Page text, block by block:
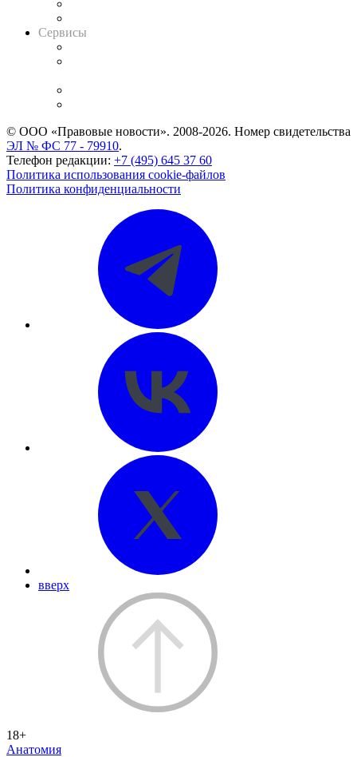
Сервисы
© ООО «Правовые новости». 2008-2026. Номер свидетельства
ЭЛ № ФС 77 - 79910.
Телефон редакции: +7 (495) 645 37 60
Политика использования cookie-файлов
Политика конфиденциальности
вверх
18+
Анатомия